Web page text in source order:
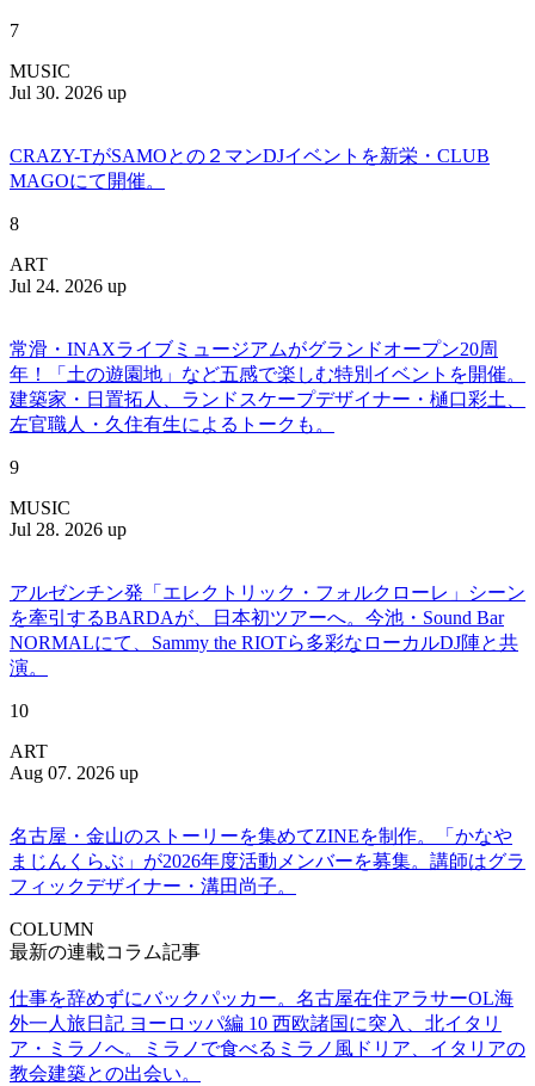
7
MUSIC
Jul 30. 2026 up
CRAZY-TがSAMOとの２マンDJイベントを新栄・CLUB
MAGOにて開催。
8
ART
Jul 24. 2026 up
常滑・INAXライブミュージアムがグランドオープン20周
年！「土の遊園地」など五感で楽しむ特別イベントを開催。
建築家・日置拓人、ランドスケープデザイナー・樋口彩土、
左官職人・久住有生によるトークも。
9
MUSIC
Jul 28. 2026 up
アルゼンチン発「エレクトリック・フォルクローレ」シーン
を牽引するBARDAが、日本初ツアーへ。今池・Sound Bar
NORMALにて、Sammy the RIOTら多彩なローカルDJ陣と共
演。
10
ART
Aug 07. 2026 up
名古屋・金山のストーリーを集めてZINEを制作。「かなや
まじんくらぶ」が2026年度活動メンバーを募集。講師はグラ
フィックデザイナー・溝田尚子。
COLUMN
最新の連載コラム記事
仕事を辞めずにバックパッカー。名古屋在住アラサーOL海
外一人旅日記 ヨーロッパ編 10 西欧諸国に突入、北イタリ
ア・ミラノへ。ミラノで食べるミラノ風ドリア、イタリアの
教会建築との出会い。